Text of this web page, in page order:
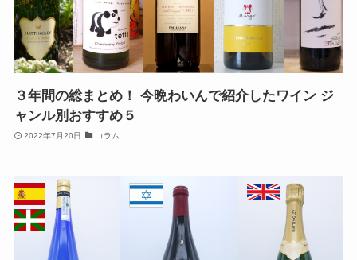
３年間の総まとめ！ 今晩わいんで紹介したワイン ジ
ャンル別おすすめ５
2022年7月20日 コラム